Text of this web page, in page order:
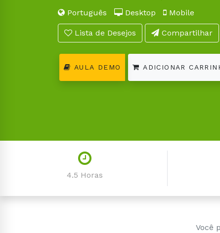
Português Desktop Mobile
Lista de Desejos Compartilhar
AULA DEMO ADICIONAR
4.5 Horas
Você